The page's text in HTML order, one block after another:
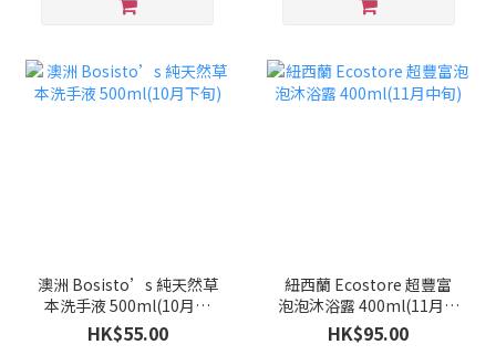
澳洲 Bosisto’s 純天然草
本洗手液 500ml(10月下
旬)
HK$55.00
紐西蘭 Ecostore 超豐富
泡泡沐浴露 400ml(11月中
旬)
HK$95.00